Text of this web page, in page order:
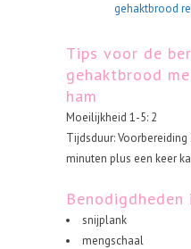
gehaktbrood
Tips voor de
gehaktbrood
ham
Moeilijkheid 1-5: 2
Tijdsduur:
minuten plus een keer
Benodigdheden
snijplank
mengschaal